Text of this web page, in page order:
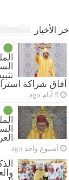
أخر الأخبار
آفاق شراكة
5 أيام ago
أسبوع واحد ago